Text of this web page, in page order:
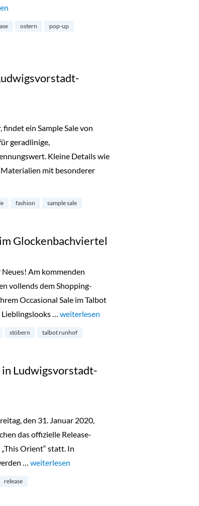
Up Store für junge Leseratten in Maxvorstadt“
ostern
pop-up
ein Sample Sale von
geradlinige,
Kleine Details wie
mit besonderer
in Ludwigsvorstadt-Isarvorstadt“
fashion sample sale
Glockenbachviertel
Am kommenden
vollends dem Shopping-
Occasional Sale im Talbot
… „Talbot Runhof Occasion Sale im
weiterlesen
stöbern talbot runhof
Ludwigsvorstadt-
den 31. Januar 2020,
das offizielle Release-
Orient“ statt. In
… „This Orient Magazin Release in
weiterlesen
release